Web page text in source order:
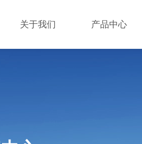
关于我们 产品中心